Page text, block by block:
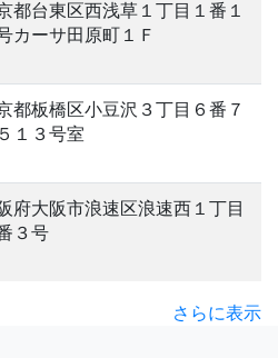
都台東区西浅草１丁目１番１
カーサ田原町１Ｆ
都板橋区小豆沢３丁目６番７
１３号室
府大阪市浪速区浪速西１丁目
３号
さらに表示